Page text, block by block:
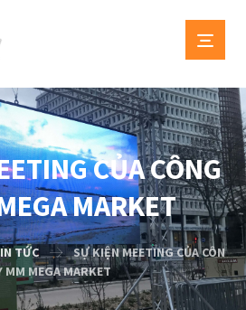
CỦA CÔNG
MARKET
TỨC
SỰ KIỆN MEETING CỦA CÔN
MM MEGA MARKET